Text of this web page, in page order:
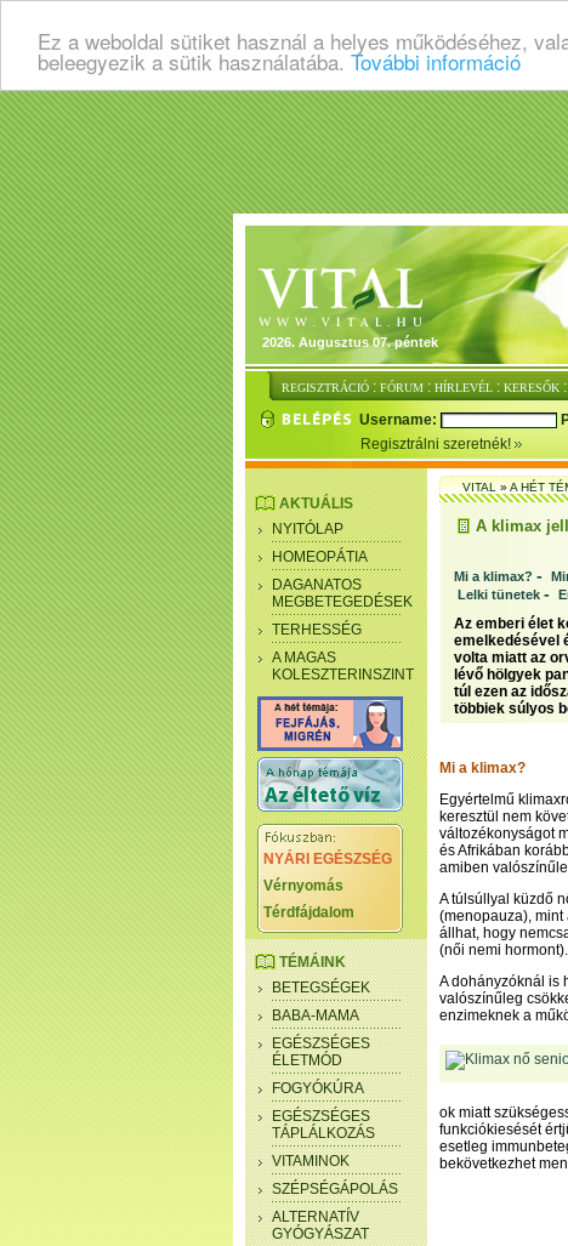
Ez a weboldal sütiket használ a helyes működéséhez,
beleegyezik a sütik használatába. További információ
2026. Augusztus 07. péntek
REGISZTRÁCIÓ : FÓRUM : HÍRLEVÉL : KERESŐK :
Username:
Regisztrálni szeretnék!
AKTUÁLIS
NYITÓLAP
HOMEOPÁTIA
DAGANATOS
MEGBETEGEDÉSEK
TERHESSÉG
A MAGAS
KOLESZTERINSZINT
NYÁRI EGÉSZSÉG
Vérnyomás
Térdfájdalom
TÉMÁINK
BETEGSÉGEK
BABA-MAMA
EGÉSZSÉGES
ÉLETMÓD
FOGYÓKÚRA
EGÉSZSÉGES
TÁPLÁLKOZÁS
VITAMINOK
SZÉPSÉGÁPOLÁS
ALTERNATÍV
GYÓGYÁSZAT
VITAL»A HÉT
A klimax
Mi a klimax? -
Lelki tünetek -
Az emberi élet
emelkedésével
volta miatt az
lévő hölgyek
túl ezen az
többiek súlyos
Mi a klimax?
Egyértelmű
keresztül nem
változékonyságot
és Afrikában
amiben
A túlsúllyal küzdő
(menopauza),
állhat, hogy
(női nemi hormont).
A dohányzóknál is
valószínűleg
enzimeknek a
ok miatt
funkciókiesését
esetleg
bekövetkezhet